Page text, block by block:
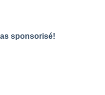
sponsorisé!